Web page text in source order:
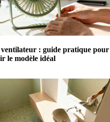
: guide pratique pour
le modèle idéal